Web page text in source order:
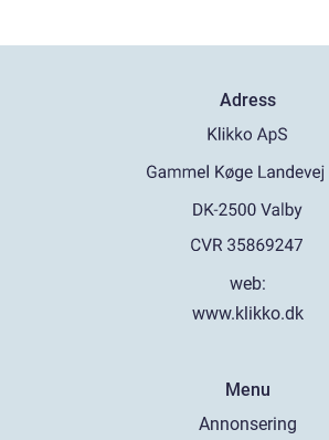
Adress
web:
www.klikko.dk
Menu
Annonsering